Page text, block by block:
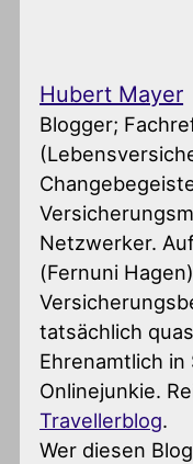
Hubert Mayer
Blogger;
Netzwerker.
(Fernuni
tatsächlich
Ehrenamtlich
Onlinejunkie.
Travellerblog.
Wer diesen